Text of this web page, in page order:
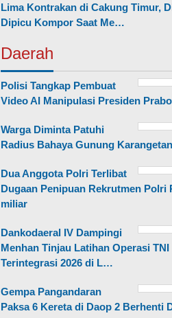
Lima Kontrakan di Cakung Timur,
Dipicu Kompor Saat Me…
Daerah
Polisi Tangkap Pembuat
Video AI Manipulasi Presiden
Warga Diminta Patuhi
Radius Bahaya Gunung
Dua Anggota Polri Terlibat
Dugaan Penipuan Rekrutmen Polri
miliar
Dankodaeral IV Dampingi
Menhan Tinjau Latihan Operasi TNI
Terintegrasi 2026 di L…
Gempa Pangandaran
Paksa 6 Kereta di Daop 2 Berhenti